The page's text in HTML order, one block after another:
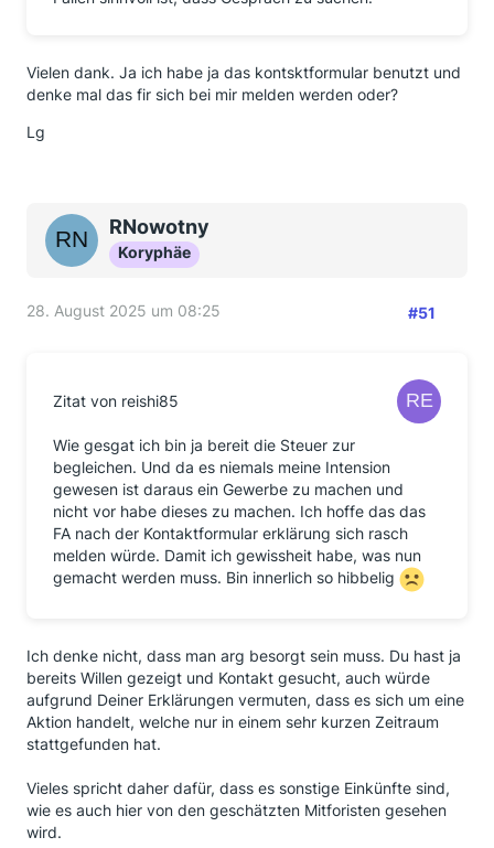
Vielen dank. Ja ich habe ja das kontsktformular benutzt und
denke mal das fir sich bei mir melden werden oder?
Lg
RNowotny
Koryphäe
28. August 2025 um 08:25 #51
Zitat von reishi85
Wie gesgat ich bin ja bereit die Steuer zur
begleichen. Und da es niemals meine Intension
gewesen ist daraus ein Gewerbe zu machen und
nicht vor habe dieses zu machen. Ich hoffe das das
FA nach der Kontaktformular erklärung sich rasch
melden würde. Damit ich gewissheit habe, was nun
gemacht werden muss. Bin innerlich so hibbelig
Ich denke nicht, dass man arg besorgt sein muss. Du hast ja
bereits Willen gezeigt und Kontakt gesucht, auch würde
aufgrund Deiner Erklärungen vermuten, dass es sich um eine
Aktion handelt, welche nur in einem sehr kurzen Zeitraum
stattgefunden hat.
Vieles spricht daher dafür, dass es sonstige Einkünfte sind,
wie es auch hier von den geschätzten Mitforisten gesehen
wird.